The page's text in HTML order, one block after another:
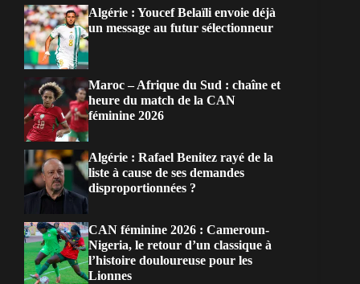
Algérie : Youcef Belaïli envoie déjà
un message au futur sélectionneur
Maroc – Afrique du Sud : chaîne et
heure du match de la CAN
féminine 2026
Algérie : Rafael Benitez rayé de la
liste à cause de ses demandes
disproportionnées ?
CAN féminine 2026 : Cameroun-
Nigeria, le retour d’un classique à
l’histoire douloureuse pour les
Lionnes